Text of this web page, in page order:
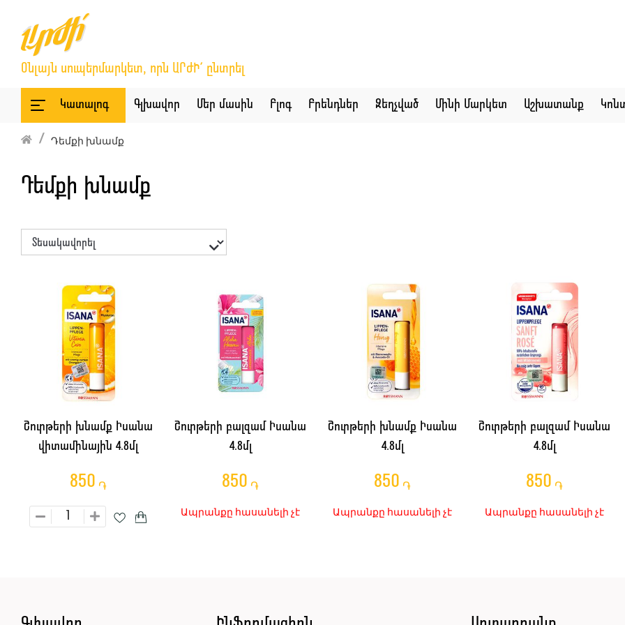
Օնլայն սուպերմարկետ, որն ԱՐԺԻ՛ ընտրել
Կատալոգ Գլխավոր Մեր մասին Բլոգ Բրենդներ Զեղչված Մինի Մարկետ Աշխատանք
Դեմքի խնամք
Դեմքի խնամք
Շուրթերի խնամք Իսանա
վիտամինային 4.8մլ
850 ֏
Շուրթերի բալզամ Իսանա
4.8մլ
850 ֏
Ապրանքը հասանելի չէ
Շուրթերի խնամք Իսանա
4.8մլ
850 ֏
Ապրանքը հասանելի չէ
Շուրթերի բալզամ Իսանա
4.8մլ
850 ֏
Ապրանքը հասանելի չէ